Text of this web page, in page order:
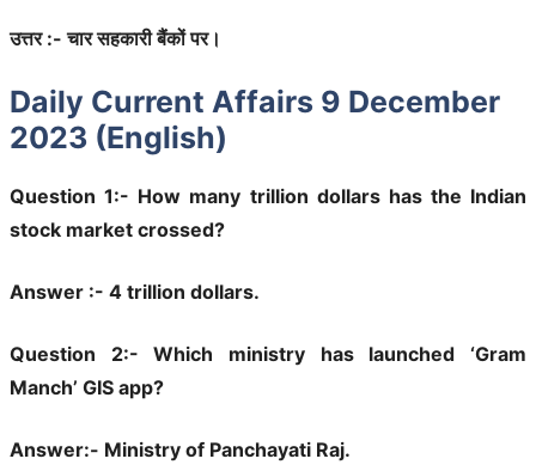
उत्तर :- चार सहकारी बैंकों पर।
Daily Current Affairs 9 December
2023 (English)
Question 1:- How many trillion dollars has the Indian
stock market crossed?
Answer :- 4 trillion dollars.
Question 2:- Which ministry has launched ‘Gram
Manch’ GIS app?
Answer:- Ministry of Panchayati Raj.